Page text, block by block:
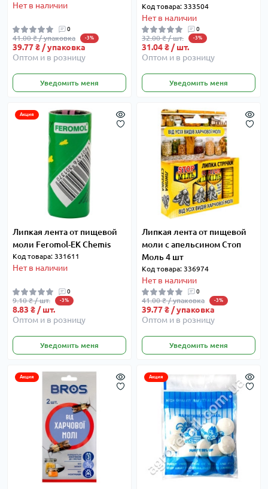
Нет в наличии
0
41.00 ₴ / упаковка -3%
39.77 ₴ / упаковка
Оптом и в розницу
Уведомить меня
Код товара: 333504
Нет в наличии
0
32.00 ₴ / шт. -3%
31.04 ₴ / шт.
Оптом и в розницу
Уведомить меня
Акция
Липкая лента от пищевой
моли Feromol-EK Chemis
Код товара: 331611
Нет в наличии
0
9.10 ₴ / шт. -3%
8.83 ₴ / шт.
Оптом и в розницу
Уведомить меня
Липкая лента от пищевой
моли с апельсином Стоп
Моль 4 шт
Код товара: 336974
Нет в наличии
0
41.00 ₴ / упаковка -3%
39.77 ₴ / упаковка
Оптом и в розницу
Уведомить меня
Акция Акция